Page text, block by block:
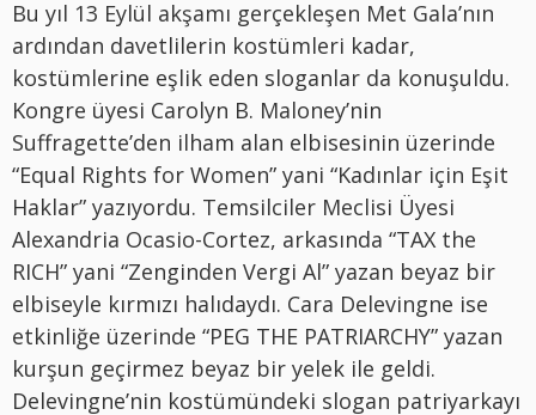
Bu yıl 13 Eylül akşamı gerçekleşen Met Gala’nın
ardından davetlilerin kostümleri kadar,
kostümlerine eşlik eden sloganlar da konuşuldu.
Kongre üyesi Carolyn B. Maloney’nin
Suffragette’den ilham alan elbisesinin üzerinde
“Equal Rights for Women” yani “Kadınlar için Eşit
Haklar” yazıyordu. Temsilciler Meclisi Üyesi
Alexandria Ocasio-Cortez, arkasında “TAX the
RICH” yani “Zenginden Vergi Al” yazan beyaz bir
elbiseyle kırmızı halıdaydı. Cara Delevingne ise
etkinliğe üzerinde “PEG THE PATRIARCHY” yazan
kurşun geçirmez beyaz bir yelek ile geldi.
Delevingne’nin kostümündeki slogan patriyarkayı